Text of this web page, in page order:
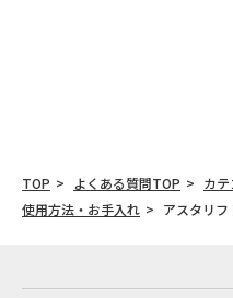
TOP よくある質問TOP カ
使用方法・お手入れ
アスタリフ